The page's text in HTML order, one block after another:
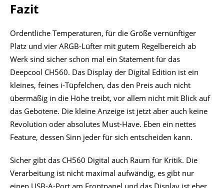
Fazit
Ordentliche Temperaturen, für die Größe vernünftiger
Platz und vier ARGB-Lüfter mit gutem Regelbereich ab
Werk sind sicher schon mal ein Statement für das
Deepcool CH560. Das Display der Digital Edition ist ein
kleines, feines i-Tüpfelchen, das den Preis auch nicht
übermäßig in die Höhe treibt, vor allem nicht mit Blick auf
das Gebotene. Die kleine Anzeige ist jetzt aber auch keine
Revolution oder absolutes Must-Have. Eben ein nettes
Feature, dessen Sinn jeder für sich entscheiden kann.
Sicher gibt das CH560 Digital auch Raum für Kritik. Die
Verarbeitung ist nicht maximal aufwändig, es gibt nur
einen USB-A-Port am Frontpanel und das Display ist eher